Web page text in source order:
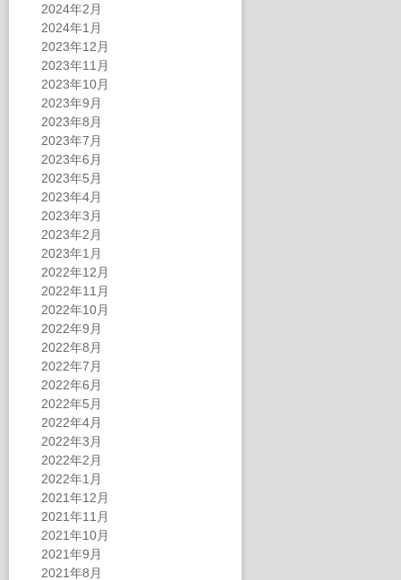
2024年2月
2024年1月
2023年12月
2023年11月
2023年10月
2023年9月
2023年8月
2023年7月
2023年6月
2023年5月
2023年4月
2023年3月
2023年2月
2023年1月
2022年12月
2022年11月
2022年10月
2022年9月
2022年8月
2022年7月
2022年6月
2022年5月
2022年4月
2022年3月
2022年2月
2022年1月
2021年12月
2021年11月
2021年10月
2021年9月
2021年8月